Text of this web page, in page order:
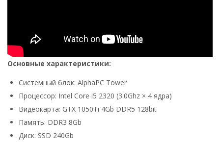
Основные характеристики:
Системный блок: AlphaPC Tower
Процессор: Intel Core i5 2320 (3.0Ghz × 4 ядра)
Видеокарта: GTX 1050Ti 4Gb DDR5 128bit
Память: DDR3 8Gb
Диск: SSD 240Gb